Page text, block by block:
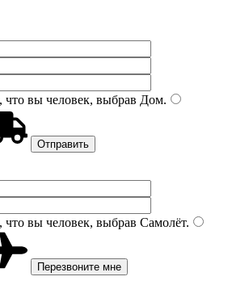
вы человек, выбрав Дом.
вы человек, выбрав Самолёт.